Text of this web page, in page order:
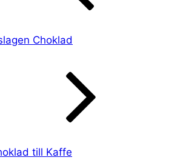
Choklad
till Kaffe